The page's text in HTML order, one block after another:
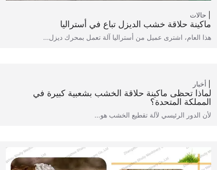
حالات
ماكينة حلاقة خشب الديزل تباع في أستراليا
هذا العام، اشترى عميل من أستراليا آلة تعمل بمحرك ديزل...
أخبار
لماذا تحظى ماكينة حلاقة الخشب بشعبية كبيرة في
المملكة المتحدة؟
لأن الدور الرئيسي لآلة تقطيع الخشب هو...